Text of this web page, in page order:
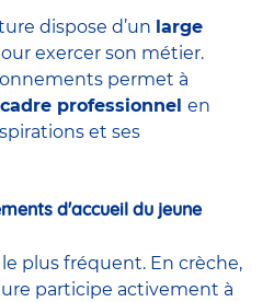
dispose d’un large
exercer son métier.
permet à
cadre professionnel en
et ses
d'accueil du jeune
le plus fréquent. En crèche,
participe activement à